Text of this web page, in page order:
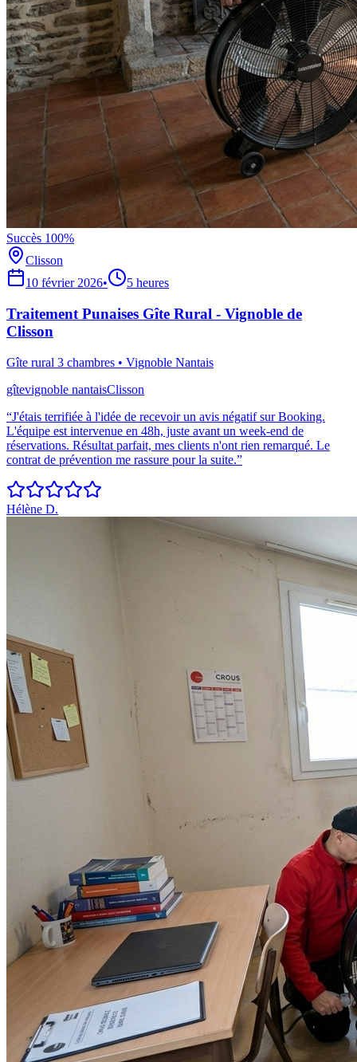
Succès 100%
Clisson
10 février 2026• 5 heures
Traitement Punaises Gîte Rural - Vignoble de
Clisson
Gîte rural 3 chambres • Vignoble Nantais
gîtevignoble nantaisClisson
“J'étais terrifiée à l'idée de recevoir un avis négatif sur Booking.
L'équipe est intervenue en 48h, juste avant un week-end de
réservations. Résultat parfait, mes clients n'ont rien remarqué. Le
contrat de prévention me rassure pour la suite.”
Hélène D.